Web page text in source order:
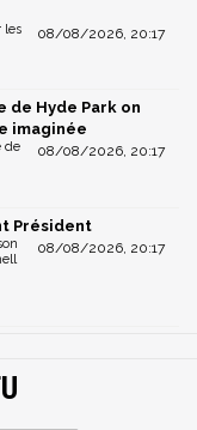
08/08/2026, 20:17
les
de Hyde Park on
imaginée
08/08/2026, 20:17
de
Président
08/08/2026, 20:17